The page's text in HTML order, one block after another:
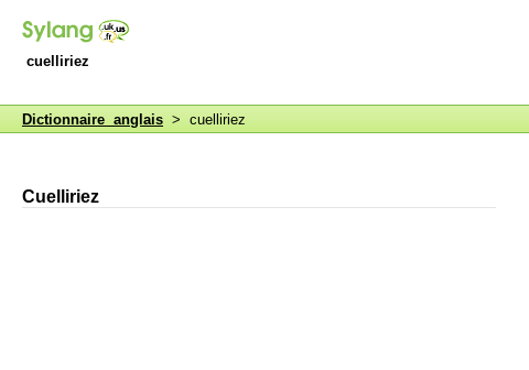
cuelliriez
Dictionnaire anglais > cuelliriez
Cuelliriez